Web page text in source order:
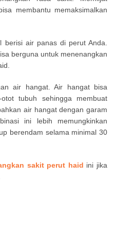
membantu memaksimalkan
air panas di perut Anda.
berguna untuk menenangkan
air hangat. Air hangat bisa
tubuh sehingga membuat
air hangat dengan garam
ini lebih memungkinkan
berendam selama minimal 30
sakit perut haid ini jika